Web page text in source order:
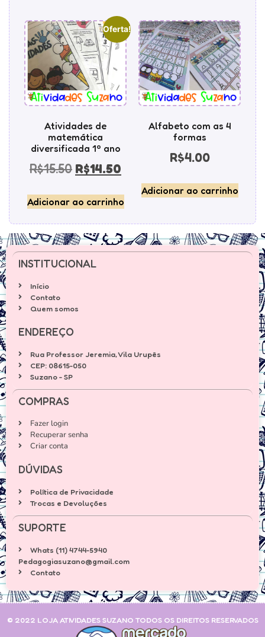
Oferta!
Atividades de
matemática
diversificada 1º ano
R$15.50 R$14.50
Adicionar ao carrinho
Alfabeto com as 4
formas
R$4.00
Adicionar ao carrinho
INSTITUCIONAL
Início
Contato
Quem somos
ENDEREÇO
Rua Professor Jeremia, Vila Urupês
CEP: 08615-050
Suzano - SP
COMPRAS
Fazer login
Recuperar senha
Criar conta
DÚVIDAS
Política de Privacidade
Trocas e Devoluções
SUPORTE
Whats (11) 4744-5940
Pedagogiasuzano@gmail.com
Contato
© 2022 LOJA ATIVIDADES SUZANO TODOS OS DIREITOS RESERVADOS